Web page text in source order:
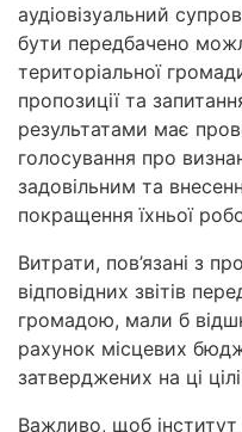
аудіовізуальний
бути передбачено
територіальної
пропозиції та
результатами має
голосування про
задовільним та
покращення їхньої
Витрати, пов’язані з
відповідних звітів
громадою, мали б
рахунок місцевих
затверджених на ці
Важливо, щоб інститут